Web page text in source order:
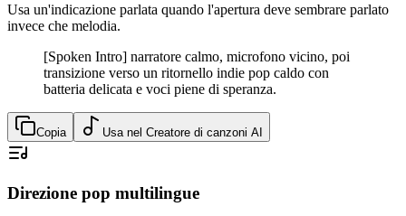
Usa un'indicazione parlata quando l'apertura deve sembrare parlato
invece che melodia.
[Spoken Intro] narratore calmo, microfono vicino, poi
transizione verso un ritornello indie pop caldo con
batteria delicata e voci piene di speranza.
Copia Usa nel Creatore di canzoni AI
Direzione pop multilingue